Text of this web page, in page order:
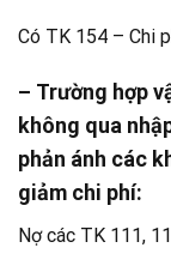
Có TK 154 – Chi
– Trường hợp
không qua
phản ánh các
giảm chi phí:
Nợ các TK 111,